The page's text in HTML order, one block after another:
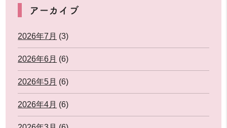
アーカイブ
2026年7月 (3)
2026年6月 (6)
2026年5月 (6)
2026年4月 (6)